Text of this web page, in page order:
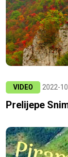
VIDEO 2022-
Prelijepe